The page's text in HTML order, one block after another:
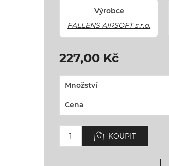
Výrobce
FALLENS AIRSOFT s.r.o.
227,00 Kč
Množství
Cena
KOUPIT